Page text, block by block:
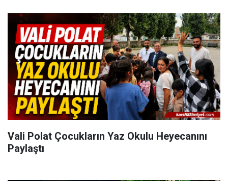
Vali Polat Çocukların Yaz Okulu Heyecanını
Paylaştı